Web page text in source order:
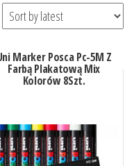
Marker Posca Pc-5M Z
Farbą Plakatową Mix
Kolorów 8Szt.